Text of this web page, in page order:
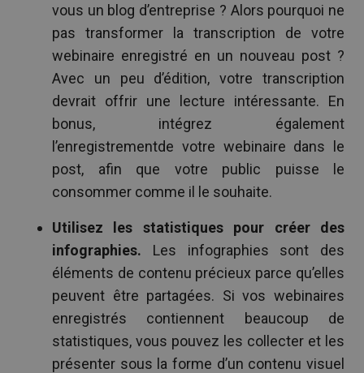
vous un blog d’entreprise ? Alors pourquoi ne
pas transformer la transcription de votre
webinaire enregistré en un nouveau post ?
Avec un peu d’édition, votre transcription
devrait offrir une lecture intéressante. En
bonus, intégrez également
l’enregistrementde votre webinaire dans le
post, afin que votre public puisse le
consommer comme il le souhaite.
Utilisez les statistiques pour créer des
infographies. Les infographies sont des
éléments de contenu précieux parce qu’elles
peuvent être partagées. Si vos webinaires
enregistrés contiennent beaucoup de
statistiques, vous pouvez les collecter et les
présenter sous la forme d’un contenu visuel